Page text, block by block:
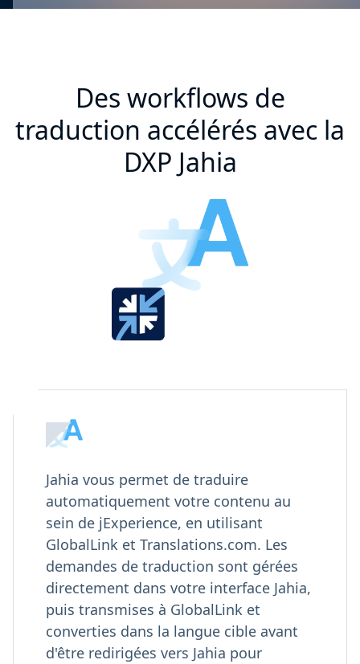
Des workflows de
traduction accélérés avec la
DXP Jahia
Jahia vous permet de traduire
automatiquement votre contenu au
sein de jExperience, en utilisant
GlobalLink et Translations.com. Les
demandes de traduction sont gérées
directement dans votre interface Jahia,
puis transmises à GlobalLink et
converties dans la langue cible avant
d'être redirigées vers Jahia pour